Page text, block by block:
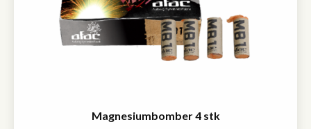
Magnesiumbomber 4 stk